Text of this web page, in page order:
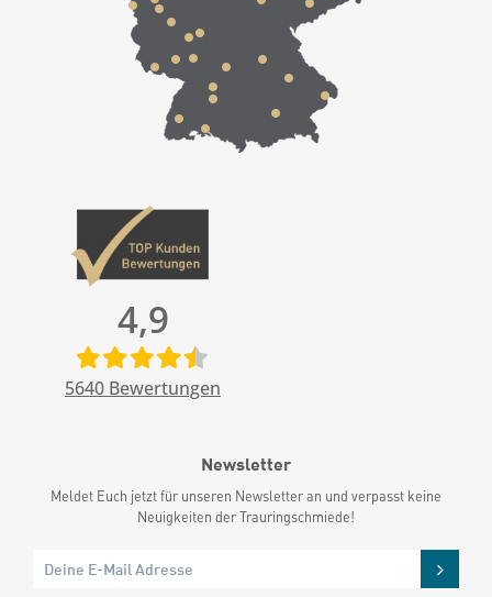
4,9
5640 Bewertungen
Newsletter
Meldet Euch jetzt für unseren Newsletter an und verpasst keine
Neuigkeiten der Trauringschmiede!